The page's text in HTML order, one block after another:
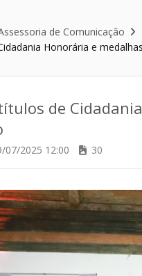
de Comunicação
Honorária e
de
07/2025 12:00 30